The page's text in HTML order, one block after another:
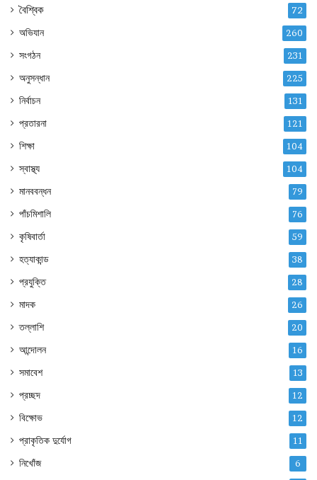
বৈশ্বিক 72
অভিযান 260
সংগঠন 231
অনুসন্ধান 225
নির্বাচন 131
প্রতারনা 121
শিক্ষা 104
স্বাস্থ্য 104
মানববন্ধন 79
পাঁচমিশালি 76
কৃষিবার্তা 59
হত্যাকান্ড 38
প্রযুক্তি 28
মাদক 26
তল্লাশি 20
আন্দোলন 16
সমাবেশ 13
প্রচ্ছদ 12
বিক্ষোভ 12
প্রাকৃতিক দুর্যোগ 11
নিখোঁজ 6